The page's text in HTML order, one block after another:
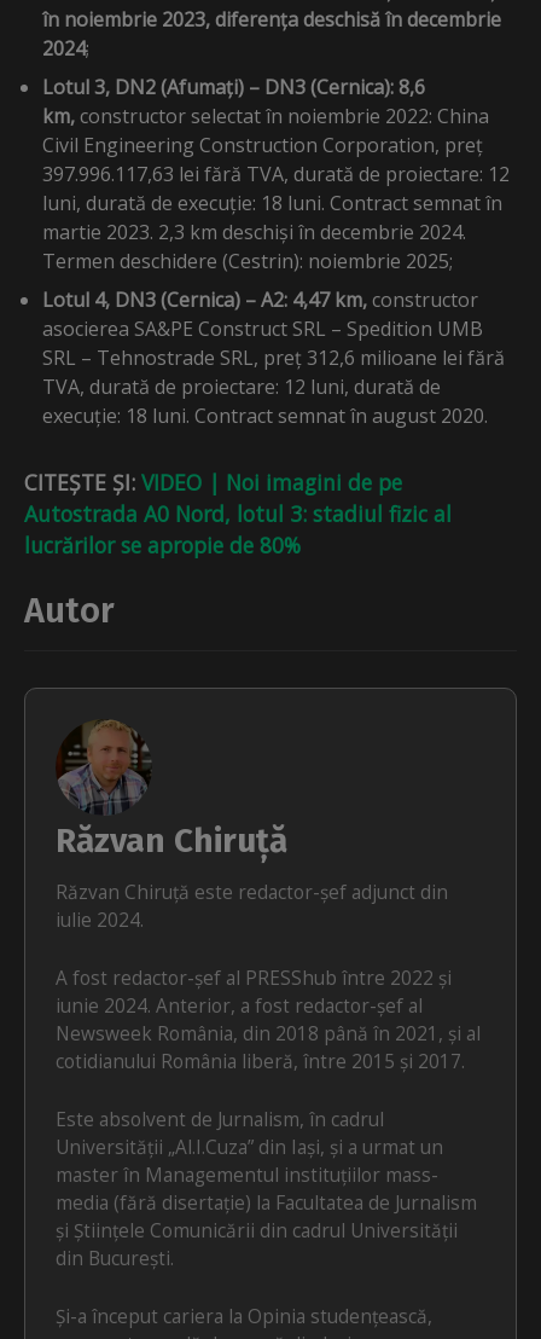
în noiembrie 2023, diferența deschisă în decembrie
2024;
Lotul 3, DN2 (Afumați) – DN3 (Cernica): 8,6
km,constructor selectat în noiembrie 2022: China
Civil Engineering Construction Corporation, preț
397.996.117,63 lei fără TVA, durată de proiectare: 12
luni, durată de execuție: 18 luni. Contract semnat în
martie 2023. 2,3 km deschiși în decembrie 2024.
Termen deschidere (Cestrin): noiembrie 2025;
Lotul 4, DN3 (Cernica) – A2: 4,47 km,constructor
asocierea SA&PE Construct SRL – Spedition UMB
SRL – Tehnostrade SRL, preț 312,6 milioane lei fără
TVA, durată de proiectare: 12 luni, durată de
execuție: 18 luni. Contract semnat în august 2020.
CITEȘTE ȘI: VIDEO | Noi imagini de pe
Autostrada A0 Nord, lotul 3: stadiul fizic al
lucrărilor se apropie de 80%
Autor
Răzvan Chiruță
Răzvan Chiruță este redactor-șef adjunct din
iulie 2024.
A fost redactor-șef al PRESShub între 2022 și
iunie 2024. Anterior, a fost redactor-șef al
Newsweek România, din 2018 până în 2021, și al
cotidianului România liberă, între 2015 și 2017.
Este absolvent de Jurnalism, în cadrul
Universității „Al.I.Cuza” din Iași, și a urmat un
master în Managementul instituțiilor mass-
media (fără disertație) la Facultatea de Jurnalism
și Științele Comunicării din cadrul Universității
din București.
Și-a început cariera la Opinia studențească,